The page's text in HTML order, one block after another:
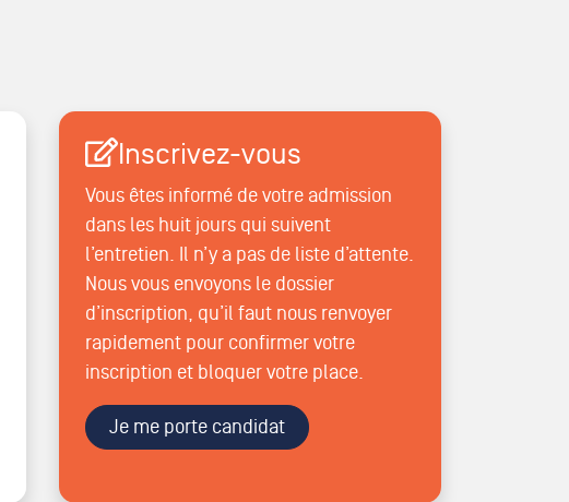
Inscrivez-vous
Vous êtes informé de votre admission
dans les huit jours qui suivent
l’entretien. Il n’y a pas de liste d’attente.
Nous vous envoyons le dossier
d’inscription, qu’il faut nous renvoyer
rapidement pour confirmer votre
inscription et bloquer votre place.
Je me porte candidat